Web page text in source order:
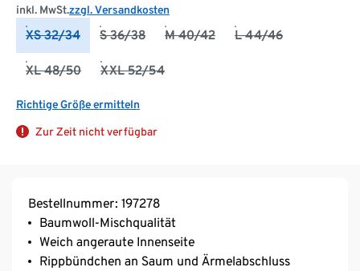
inkl. MwSt.zzgl. Versandkosten
XS 32/34 S 36/38 M 40/42 L 44/46
XL 48/50 XXL 52/54
Richtige Größe ermitteln
Zur Zeit nicht verfügbar
Bestellnummer: 197278
Baumwoll-Mischqualität
Weich angeraute Innenseite
Rippbündchen an Saum und Ärmelabschluss